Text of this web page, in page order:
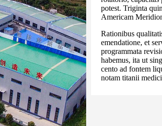
potest. Triginta
Americam
Rationibus
emendatione, et
programmata
habemus, ita ut
cento ad fontem
notam titanii